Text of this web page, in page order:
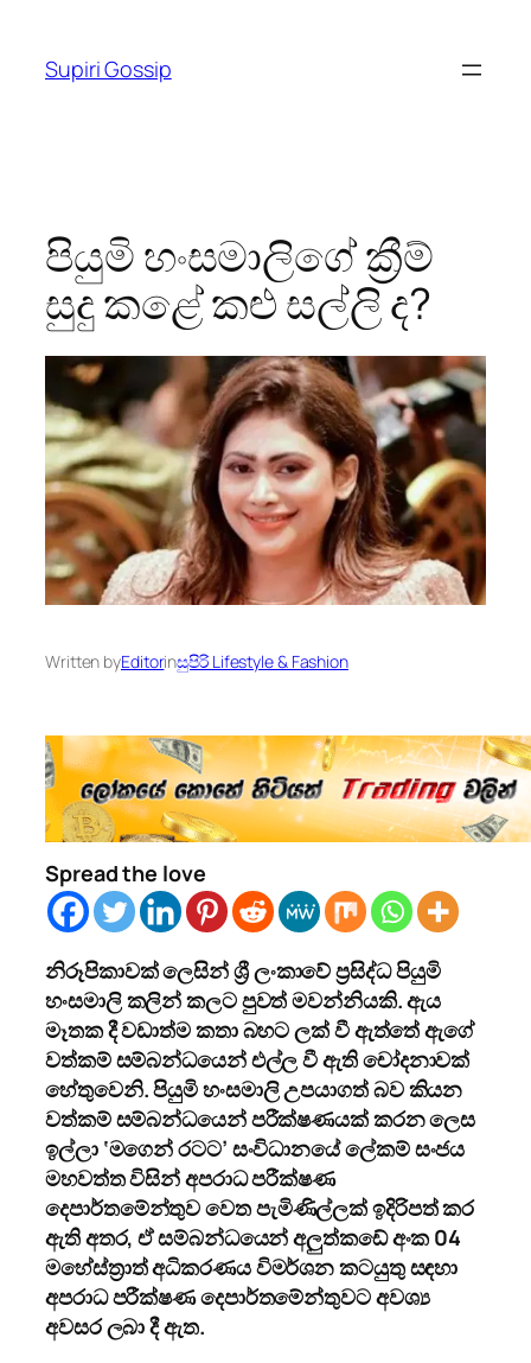
content
Supiri Gossip
පියුමි හංසමාලිගේ ක්‍රීම්
සුදු කළේ කළු සල්ලි ද?
Written byEditorinසුපිරි Lifestyle & Fashion
Spread the love
නිරූපිකාවක් ලෙසින් ශ්‍රී ලංකාවේ ප්‍රසිද්ධ පියුමි
හංසමාලි කලින් කලට පුවත් මවන්නියකි. ඇය
මෑතක දී වඩාත්ම කතා බහට ලක් වී ඇත්තේ ඇගේ
වත්කම් සම්බන්ධයෙන් එල්ල වී ඇති චෝදනාවක්
හේතුවෙනි. පියුමි හංසමාලි උපයාගත් බව කියන
වත්කම් සම්බන්ධයෙන් පරීක්ෂණයක් කරන ලෙස
ඉල්ලා ‘මගෙන් රටට’ සංවිධානයේ ලේකම් සංජය
මහවත්ත විසින් අපරාධ පරීක්ෂණ
දෙපාර්තමේන්තුව වෙත පැමිණිල්ලක් ඉදිරිපත් කර
ඇති අතර, ඒ සම්බන්ධයෙන් අලුත්කඩේ අංක 04
මහේස්ත්‍රාත් අධිකරණය විමර්ශන කටයුතු සඳහා
අපරාධ පරීක්ෂණ දෙපාර්තමේන්තුවට අවශ්‍ය
අවසර ලබා දී ඇත.